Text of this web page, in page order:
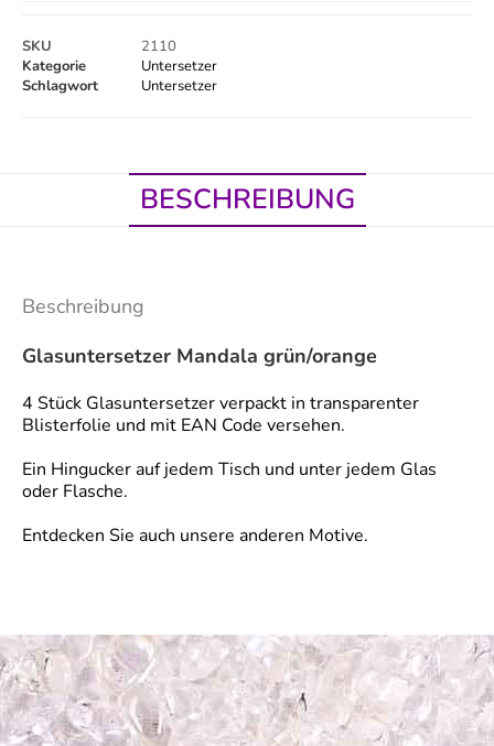
SKU
2110
Kategorie
Untersetzer
Schlagwort
Untersetzer
BESCHREIBUNG
Beschreibung
Glasuntersetzer Mandala grün/orange
4 Stück Glasuntersetzer verpackt in transparenter
Blisterfolie und mit EAN Code versehen.
Ein Hingucker auf jedem Tisch und unter jedem Glas
oder Flasche.
Entdecken Sie auch unsere anderen Motive.